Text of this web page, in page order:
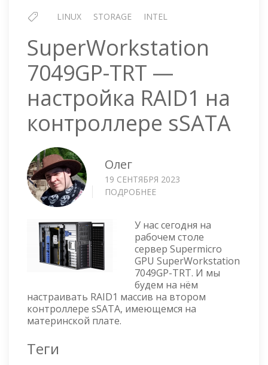
LINUX STORAGE INTEL
SuperWorkstation
7049GP-TRT —
настройка RAID1 на
контроллере sSATA
Олег
19 СЕНТЯБРЯ 2023
ПОДРОБНЕЕ
TRT
—
НАСТРОЙКА
RAID1
НА
КОНТРОЛЛЕРЕ
SSATA
У нас сегодня на
рабочем столе
сервер Supermicro
GPU SuperWorkstation
7049GP-TRT. И мы
будем на нём
настраивать RAID1 массив на втором
контроллере sSATA, имеющемся на
материнской плате.
Теги